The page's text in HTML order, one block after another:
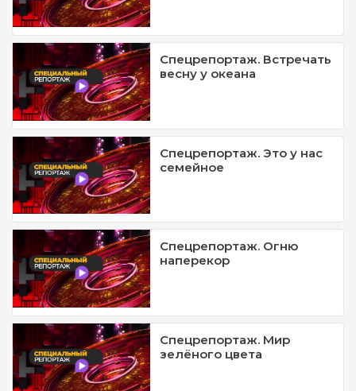
Спецрепортаж. Встречать
весну у океана
Спецрепортаж. Это у нас
семейное
Спецрепортаж. Огню
наперекор
Спецрепортаж. Мир
зелёного цвета